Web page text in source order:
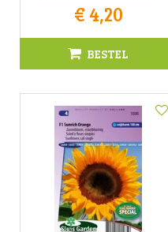
€ 4,20
BESTEL